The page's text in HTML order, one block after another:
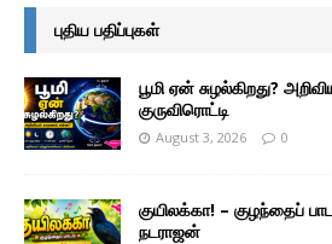
புதிய பதிப்புகள்
பூமி ஏன் சுழல்கிறது?
குருவிரொட்டி
August 3, 2026 0
குயிலக்கா! – குழந்தைப்
நடராஜன்